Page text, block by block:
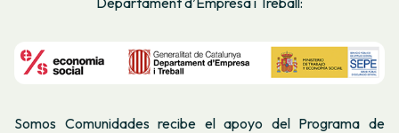
Somos Comunidades recibe el apoyo del Programa de